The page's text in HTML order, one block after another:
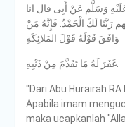
وَسَلَّم عَنْ أَبِى قال انا
رَبَّنَا لَكَ الْحَمْدُ. فَإِنَّهُ مَنْ
وَافَقَ قَوْلَهُ قَوْلَ المَلائِكَةِ
غَفَرَ لَهُ مَا تَقَدَّمَ مِنْ ذَنْبِهِ.
"Dari Abu Hurairah
Apabila imam
maka ucapkanlah